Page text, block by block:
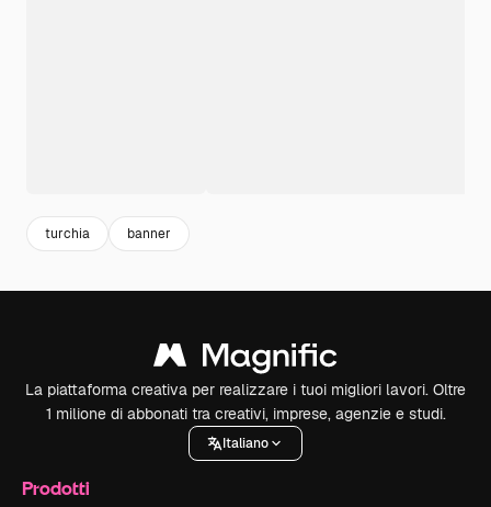
turchia banner
La piattaforma creativa per realizzare i tuoi migliori lavori. Oltre
1 milione di abbonati tra creativi, imprese, agenzie e studi.
Italiano
Prodotti